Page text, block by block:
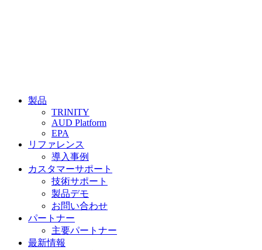
製品
TRINITY
AUD Platform
EPA
リファレンス
導入事例
カスタマーサポート
技術サポート
製品デモ
お問い合わせ
パートナー
主要パートナー
最新情報